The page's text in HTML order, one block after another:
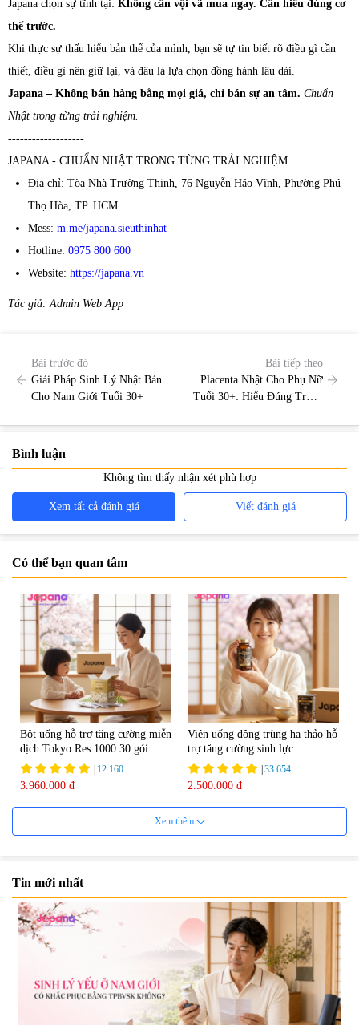
Japana chọn sự tĩnh tại: Không cần vội vã mua ngay. Cần hiểu đúng cơ
thể trước.
Khi thực sự thấu hiểu bản thể của mình, bạn sẽ tự tin biết rõ điều gì cần
thiết, điều gì nên giữ lại, và đâu là lựa chọn đồng hành lâu dài.
Japana – Không bán hàng bằng mọi giá, chỉ bán sự an tâm. Chuẩn
Nhật trong từng trải nghiệm.
-------------------
JAPANA - CHUẨN NHẬT TRONG TỪNG TRẢI NGHIỆM
Địa chỉ: Tòa Nhà Trường Thịnh, 76 Nguyễn Háo Vĩnh, Phường Phú
Thọ Hòa, TP. HCM
Mess: m.me/japana.sieuthinhat
Hotline: 0975 800 600
Website: https://japana.vn
Tác giả: Admin Web App
Bài trước đó
Giải Pháp Sinh Lý Nhật Bản
Cho Nam Giới Tuổi 30+
Bài tiếp theo
Placenta Nhật Cho Phụ Nữ
Tuổi 30+: Hiểu Đúng Trước
Bình luận
Không tìm thấy nhận xét phù hợp
Xem tất cả đánh giá Viết đánh giá
Có thể bạn quan tâm
Bột uống hỗ trợ tăng cường miễn
dịch Tokyo Res 1000 30 gói
| 12.160
3.960.000 đ
Viên uống đông trùng hạ thảo hỗ
trợ tăng cường sinh lực
Tohchukasou Premium Yo
Group 180 viên - Date 08/2027
|33.654
2.500.000 đ
Mặt Nạ Nichiei Bussan Nano
miếng)
0
1.890.000 đ
Viên uống bổ não Ribeto Shoji
Ichoha Ekisu Plus - 90 viên
|57.920
1.450.000 đ
Xem thêm
Tin mới nhất